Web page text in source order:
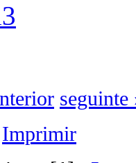
seguinte
Imprimir